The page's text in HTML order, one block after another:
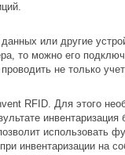
или другие
то можно его
не только
RFID. Для этого
инвентаризация
использовать
инвентаризации на